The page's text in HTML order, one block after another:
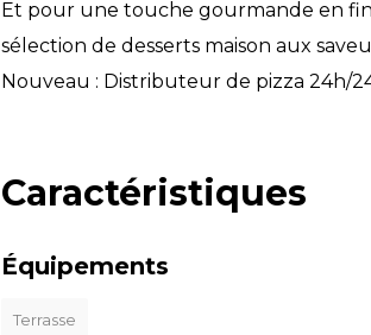
Et pour une touche gourmande en
sélection de desserts maison aux
Nouveau : Distributeur de pizza 24h/
Caractéristiques
Équipements
Terrasse